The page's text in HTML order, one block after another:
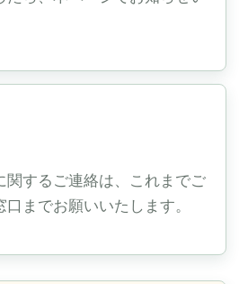
関するご連絡は、これまでご
までお願いいたします。